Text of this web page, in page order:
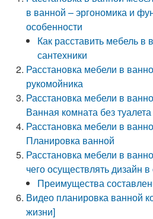
в ванной – эргономика и
особенности
Как расставить мебель в
сантехники
Расстановка мебели в
рукомойника
Расстановка мебели в
Ванная комната без туалета
Расстановка мебели в
Планировка ванной
Расстановка мебели в
чего осуществлять дизайн
Преимущества
Видео планировка ванной
жизни]